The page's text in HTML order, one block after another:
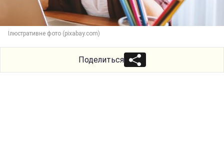
Ілюстративне фото (pixabay.com)
Поделиться